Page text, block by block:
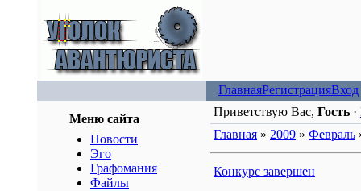
ГлавнаяРегистрацияВход
Меню сайта
Новости
Эго
Графомания
Файлы
Приветствую Вас, Гость ·
Главная » 2009 » Февраль
Конкурс завершен